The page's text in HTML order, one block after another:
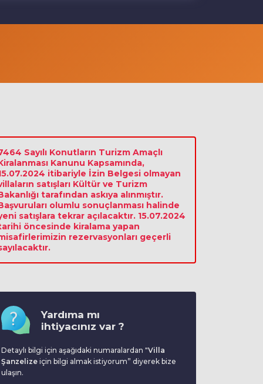
Sayılı Konutların Turizm Amaçlı
Kanunu Kapsamında,
itibariyle İzin Belgesi olmayan
satışları Kültür ve Turizm
tarafından askıya alınmıştır.
olumlu sonuçlanması halinde
satışlara tekrar açılacaktır. 15.07.2024
öncesinde kiralama yapan
rezervasyonları geçerli
Yardıma mı
ihtiyacınız var ?
Detaylı bilgi için aşağıdaki numaralardan "Villa
Şanzelize için bilgi almak istiyorum” diyerek bize
ulaşın.